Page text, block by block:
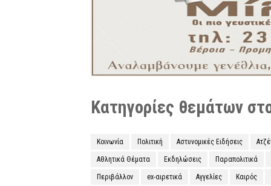
Κατηγορίες θεμάτων
Κοινωνία Πολιτική Αστυνομικές Ειδήσεις
Αθλητικά Θέματα Εκδηλώσεις Παραπολιτικά
Περιβάλλον ex-αιρετικά Αγγελίες Καιρός